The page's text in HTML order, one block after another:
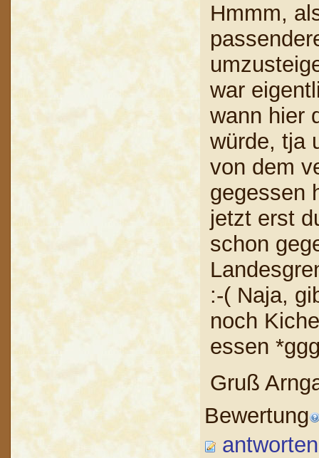
Hmmm,
war
wann hier
würde, tja
von dem
gegessen
jetzt erst
schon
:-( Naja,
noch
essen
Gruß
Bewertung
antworten